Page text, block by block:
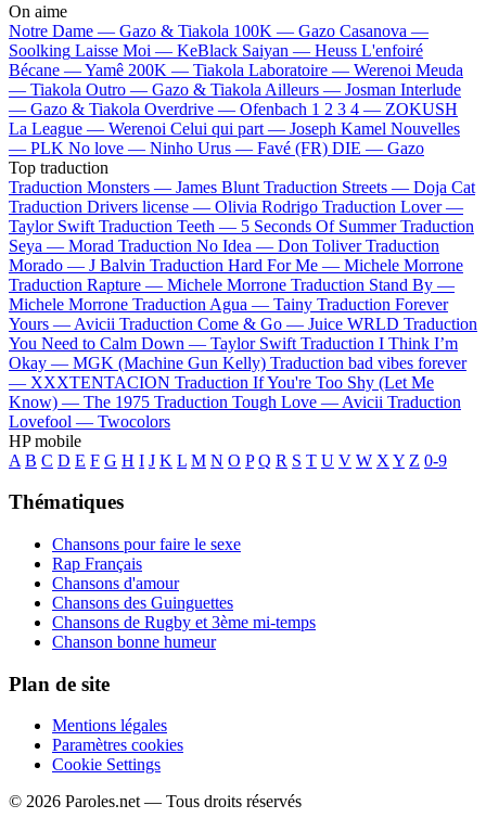
On aime
Notre Dame — Gazo & Tiakola 100K — Gazo Casanova —
Soolking Laisse Moi — KeBlack Saiyan — Heuss L'enfoiré
Bécane —Yamê 200K — Tiakola Laboratoire — Werenoi Meuda
— Tiakola Outro — Gazo & Tiakola Ailleurs — Josman Interlude
— Gazo & Tiakola Overdrive — Ofenbach 1 2 3 4 — ZOKUSH
La League — Werenoi Celui qui part — Joseph Kamel Nouvelles
— PLK No love — Ninho Urus — Favé (FR) DIE — Gazo
Top traduction
Traduction Monsters — James Blunt Traduction Streets — Doja Cat
Traduction Drivers license — Olivia Rodrigo Traduction Lover —
Taylor Swift Traduction Teeth — 5 Seconds Of Summer Traduction
Seya — Morad Traduction No Idea — Don Toliver Traduction
Morado — J Balvin Traduction Hard For Me — Michele Morrone
Traduction Rapture — Michele Morrone Traduction Stand By —
Michele Morrone Traduction Agua — Tainy Traduction Forever
Yours — Avicii Traduction Come & Go — Juice WRLD Traduction
You Need to Calm Down — Taylor Swift Traduction I Think I’m
Okay — MGK (Machine Gun Kelly) Traduction bad vibes forever
— XXXTENTACION Traduction If You're Too Shy (Let Me
Know) — The 1975 Traduction Tough Love — Avicii Traduction
Lovefool — Twocolors
HP mobile
A B C D E F G H I J K L M N O P Q R S T U V W X Y Z 0-9
Thématiques
Chansons pour faire le sexe
Rap Français
Chansons d'amour
Chansons des Guinguettes
Chansons de Rugby et 3ème mi-temps
Chanson bonne humeur
Plan de site
Mentions légales
Paramètres cookies
Cookie Settings
© 2026 Paroles.net — Tous droits réservés